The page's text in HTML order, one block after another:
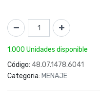
1,000 Unidades disponible
Código: 48.07.1478.6041
Categoria: MENAJE